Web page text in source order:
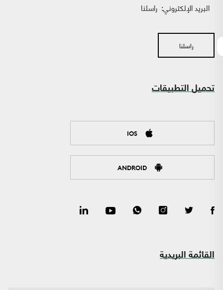
البريد الإلكتروني: راسلنا
راسلنا
تحميل التطبيقات
IOS
ANDROID
القائمة البريدية